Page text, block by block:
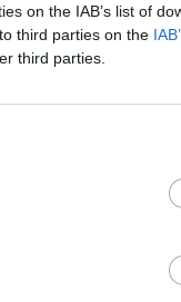
on the IAB’s list of
third parties on the
third parties.